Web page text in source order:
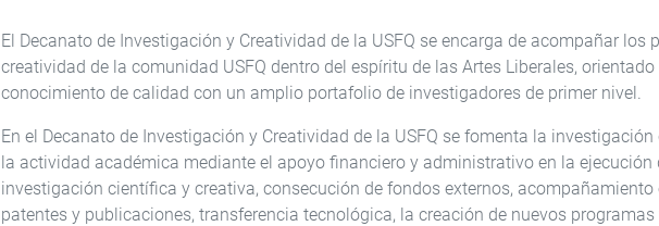
El Decanato de Investigación y Creatividad de la USFQ se encarga de acompañar los
creatividad de la comunidad USFQ dentro del espíritu de las Artes Liberales,
conocimiento de calidad con un amplio portafolio de investigadores de primer nivel.
En el Decanato de Investigación y Creatividad de la USFQ se fomenta la
la actividad académica mediante el apoyo financiero y administrativo en la ejecución
investigación científica y creativa, consecución de fondos externos, acompañamiento
patentes y publicaciones, transferencia tecnológica, la creación de nuevos